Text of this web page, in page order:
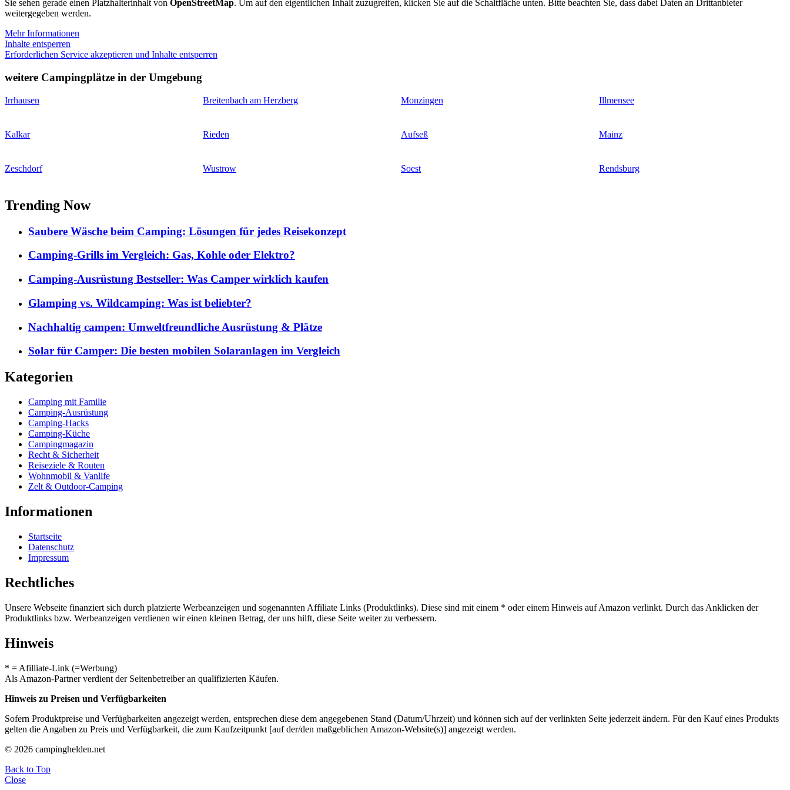
Sie sehen gerade einen Platzhalterinhalt von OpenStreetMap. Um auf den eigentlichen Inhalt zuzugreifen, klicken Sie auf die Schaltfläche unten. Bitte beachten Sie, dass dabei Daten an Drittanbieter
weitergegeben werden.
Mehr Informationen
Inhalte entsperren
Erforderlichen Service akzeptieren und Inhalte entsperren
weitere Campingplätze in der Umgebung
Irrhausen Breitenbach am Herzberg Monzingen Illmensee
Kalkar Rieden Aufseß Mainz
Zeschdorf Wustrow Soest Rendsburg
Trending Now
Saubere Wäsche beim Camping: Lösungen für jedes Reisekonzept
Camping-Grills im Vergleich: Gas, Kohle oder Elektro?
Camping-Ausrüstung Bestseller: Was Camper wirklich kaufen
Glamping vs. Wildcamping: Was ist beliebter?
Nachhaltig campen: Umweltfreundliche Ausrüstung & Plätze
Solar für Camper: Die besten mobilen Solaranlagen im Vergleich
Kategorien
Camping mit Familie
Camping-Ausrüstung
Camping-Hacks
Camping-Küche
Campingmagazin
Recht & Sicherheit
Reiseziele & Routen
Wohnmobil & Vanlife
Zelt & Outdoor-Camping
Informationen
Startseite
Datenschutz
Impressum
Rechtliches
Unsere Webseite finanziert sich durch platzierte Werbeanzeigen und sogenannten Affiliate Links (Produktlinks). Diese sind mit einem * oder einem Hinweis auf Amazon verlinkt. Durch das Anklicken der
Produktlinks bzw. Werbeanzeigen verdienen wir einen kleinen Betrag, der uns hilft, diese Seite weiter zu verbessern.
Hinweis
* = Afilliate-Link (=Werbung)
Als Amazon-Partner verdient der Seitenbetreiber an qualifizierten Käufen.
Hinweis zu Preisen und Verfügbarkeiten
Sofern Produktpreise und Verfügbarkeiten angezeigt werden, entsprechen diese dem angegebenen Stand (Datum/Uhrzeit) und können sich auf der verlinkten Seite jederzeit ändern. Für den Kauf eines Produkts
gelten die Angaben zu Preis und Verfügbarkeit, die zum Kaufzeitpunkt [auf der/den maßgeblichen Amazon-Website(s)] angezeigt werden.
© 2026 campinghelden.net
Back to Top
Close